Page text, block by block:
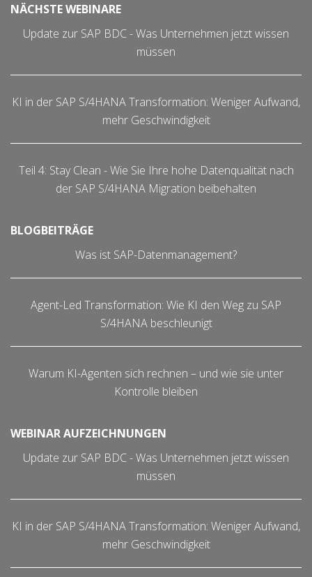
NÄCHSTE WEBINARE
Update zur SAP BDC - Was Unternehmen jetzt wissen
müssen
KI in der SAP S/4HANA Transformation: Weniger Aufwand,
mehr Geschwindigkeit
Teil 4: Stay Clean - Wie Sie Ihre hohe Datenqualität nach
der SAP S/4HANA Migration beibehalten
BLOGBEITRÄGE
Was ist SAP-Datenmanagement?
Agent-Led Transformation: Wie KI den Weg zu SAP
S/4HANA beschleunigt
Warum KI-Agenten sich rechnen – und wie sie unter
Kontrolle bleiben
WEBINAR AUFZEICHNUNGEN
Update zur SAP BDC - Was Unternehmen jetzt wissen
müssen
KI in der SAP S/4HANA Transformation: Weniger Aufwand,
mehr Geschwindigkeit